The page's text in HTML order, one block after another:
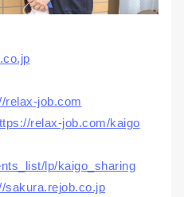
relax-job.com
relax-job.com/kaigo
lp/kaigo_sharing
sakura.rejob.co.jp